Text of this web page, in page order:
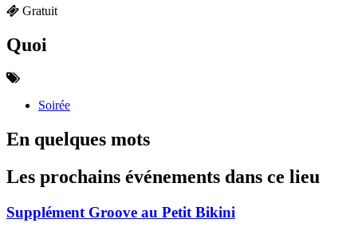
Gratuit
Quoi
Soirée
En quelques mots
Les prochains événements dans ce lieu
Supplément Groove au Petit Bikini